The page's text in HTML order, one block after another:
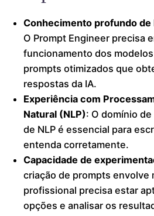
Conhecimento profundo de
O Prompt Engineer precisa
funcionamento dos
prompts otimizados que
respostas da IA.
Experiência com
Natural (NLP): O domínio
de NLP é essencial para
entenda corretamente.
Capacidade de
criação de prompts envolve
profissional precisa estar
opções e analisar os